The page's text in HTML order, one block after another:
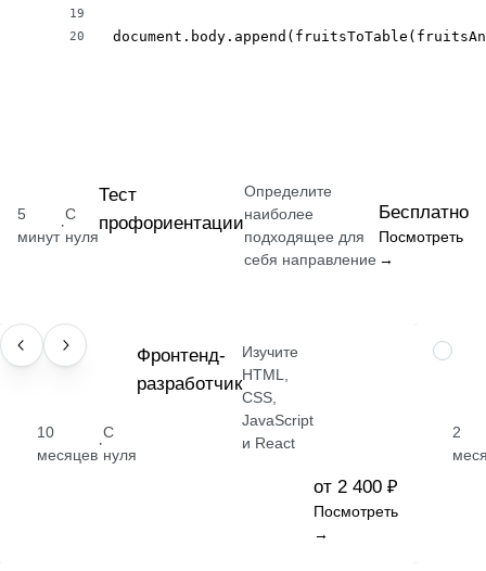
19
20
5
минут
·
С
нуля
Тест
профориентации
Определите
наиболее
подходящее для
себя направление
Бесплатно
Посмотреть
→
ПРОФЕССИЯ
10
месяцев
·
С
нуля
Фронтенд-
разработчик
Изучите
HTML,
CSS,
JavaScript
и React
от 2 400 ₽
Посмотреть
→
НАВЫК
2